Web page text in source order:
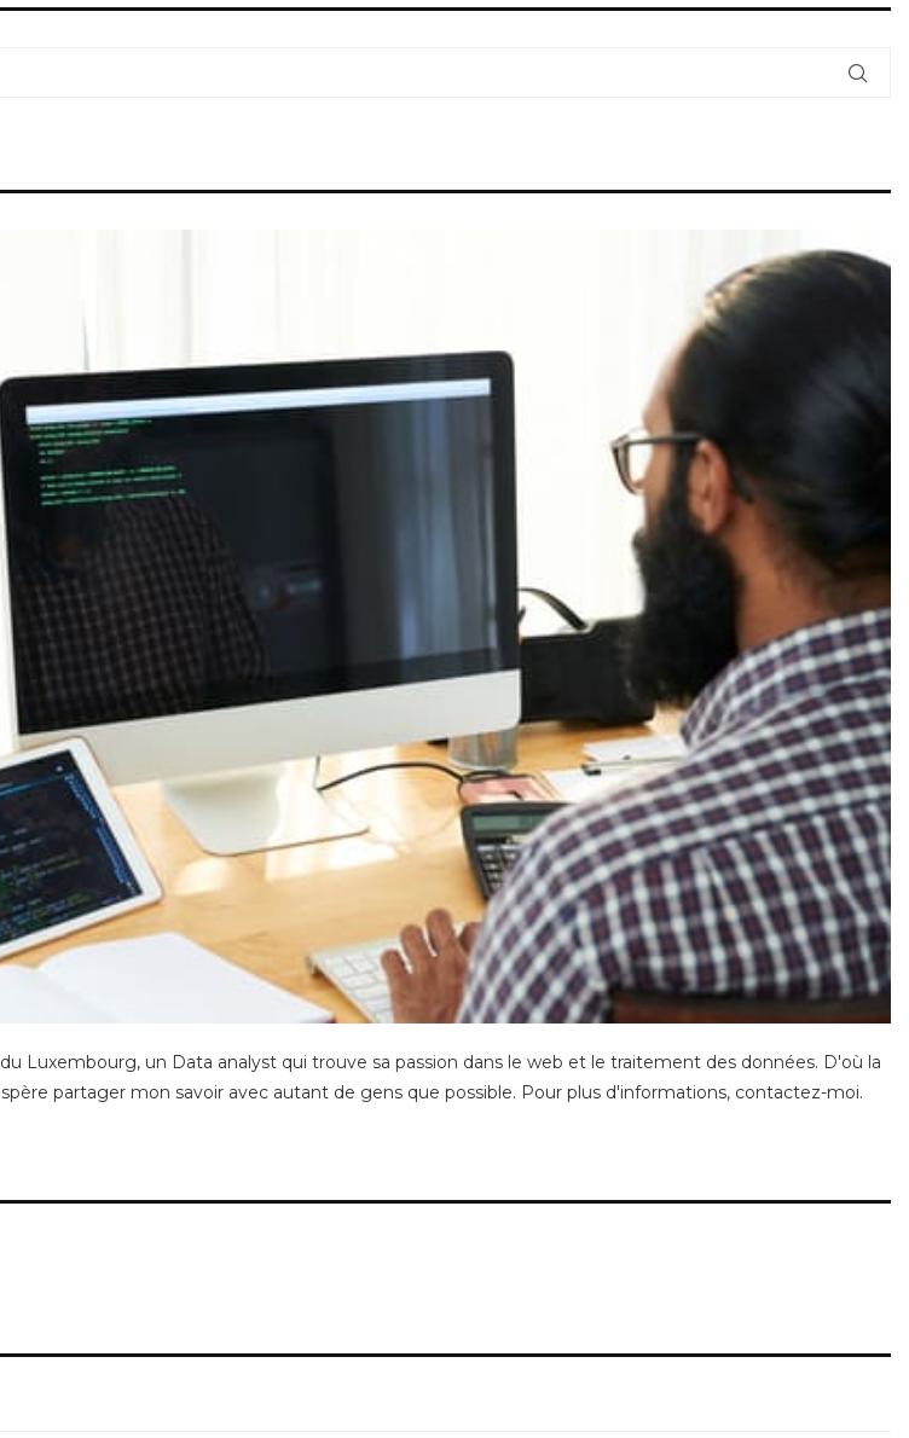
Luxembourg, un Data analyst qui trouve sa passion dans le web et le traitement des données. D'où la
partager mon savoir avec autant de gens que possible. Pour plus d'informations, contactez-moi.